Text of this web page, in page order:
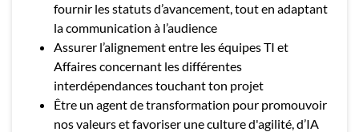
fournir les statuts d’avancement, tout en adaptant
la communication à l’audience
Assurer l’alignement entre les équipes TI et
Affaires concernant les différentes
interdépendances touchant ton projet
Être un agent de transformation pour promouvoir
nos valeurs et favoriser une culture d'agilité, d’IA